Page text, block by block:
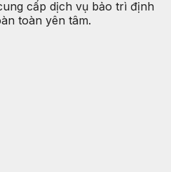
cấp dịch vụ bảo trì định
toàn yên tâm.